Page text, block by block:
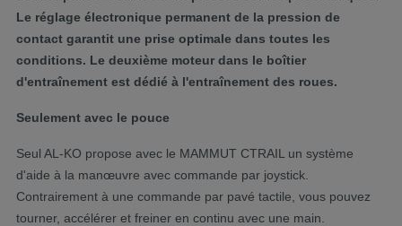
Le réglage électronique permanent de la pression de
contact garantit une prise optimale dans toutes les
conditions. Le deuxième moteur dans le boîtier
d'entraînement est dédié à l'entraînement des roues.
Seulement avec le pouce
Seul AL-KO propose avec le MAMMUT CTRAIL un système
d'aide à la manœuvre avec commande par joystick.
Contrairement à une commande par pavé tactile, vous pouvez
tourner, accélérer et freiner en continu avec une main.